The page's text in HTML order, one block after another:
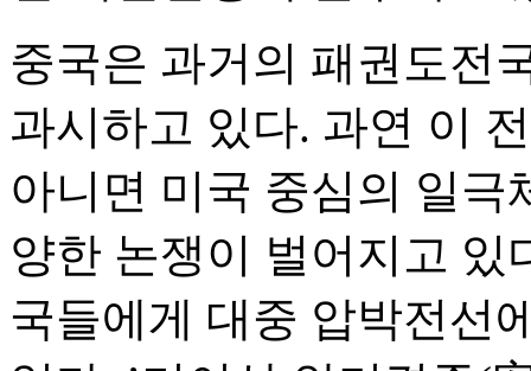
중국은 과거의 패권도전
과시하고 있다. 과연 이
아니면 미국 중심의 일극
양한 논쟁이 벌어지고 있
국들에게 대중 압박전선